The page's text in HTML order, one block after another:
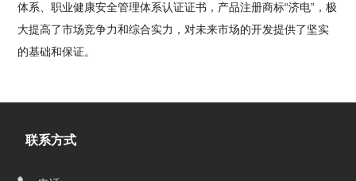
体系、职业健康安全管理体系认证证书，产品注册商标“济电”，极
大提高了市场竞争力和综合实力，对未来市场的开发提供了坚实
的基础和保证。
联系方式